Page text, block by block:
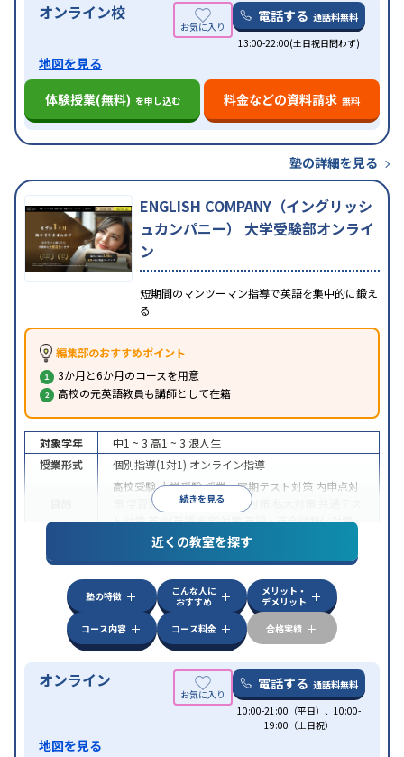
オンライン校 電話する 通話料無料
13:00-22:00(土日祝日問わず)
地図を見る
体験授業(無料) を申し込む 料金などの資料請求 無料
塾の詳細を見る
ENGLISH COMPANY（イングリッシ
ュカンパニー） 大学受験部オンライ
ン
短期間のマンツーマン指導で英語を集中的に鍛え
る
編集部のおすすめポイント
3か月と6か月のコースを用意
高校の元英語教員も講師として在籍
続きを見る
対象学年 中1 ~ 3 高1 ~ 3 浪人生
授業形式
個別指導(1対1) オンライン指導
高校受験大学受験授業・定期テスト対策 内申点対
学習習慣の定着国公立大対策
ト対策英検(英語検定)対策英語・英会話特化対策
特徴
中高一貫校生に対応授業の振替可能
学習にPC・タブレットを利用オンライン対応1
科目から受講可能
近くの教室を探す
塾の特徴
こんな人に
おすすめ
メリット・
デメリット
コース内容
コース料金 合格実績
オンライン 電話する 通話料無料
10:00-21:00（平日）、10:00-
19:00（土日祝）
地図を見る